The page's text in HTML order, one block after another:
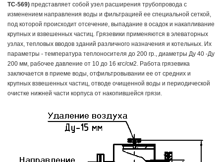
ТС-569) представляет собой узел расширения трубопровода с
изменением направления воды и фильтрацией ее специальной сеткой,
под которой происходит отсечение, выпадание в осадок и накапливание
крупных и взвешенных частиц. Грязевики применяются в элеваторных
узлах, тепловых вводов зданий различного назначения и котельных. Их
параметры - температура теплоносителя до 200 гр., диаметры Ду 40 -Ду
200 мм, рабочее давление от 10 до 16 кгс/см2. Работа грязевика
заключается в приеме воды, отфильтровывании ее от средних и
крупных взвешенных частиц, отводе очищенной воды и периодической
очистке нижней части корпуса от накопившейся грязи.